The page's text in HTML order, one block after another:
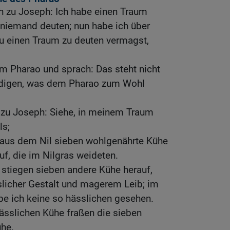
zu Joseph: Ich habe einen Traum
deuten; nun habe ich über
einen Traum zu deuten vermagst,
Pharao und sprach: Das steht nicht
was dem Pharao zum Wohl
Joseph: Siehe, in meinem Traum
dem Nil sieben wohlgenährte Kühe
die im Nilgras weideten.
sieben andere Kühe herauf,
Gestalt und magerem Leib; im
ich keine so hässlichen gesehen.
Kühe fraßen die sieben